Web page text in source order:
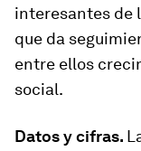
interesantes de
que da
entre ellos
social.
Datos y cifras.